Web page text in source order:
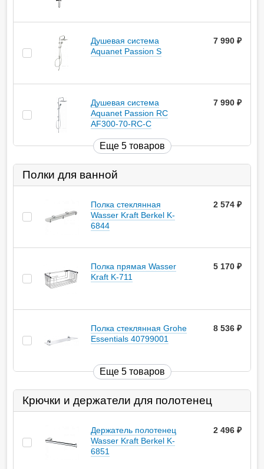
Душевая система
Aquanet Passion S
7 990
Душевая система
Aquanet Passion RC
AF300-70-RC-С
7 990
Еще 5 товаров
Полки для ванной
Полка стеклянная
Wasser Kraft Berkel K-
6844
2 574
Полка прямая Wasser
Kraft K-711
5 170
Полка стеклянная Grohe
Essentials 40799001
8 536
Еще 5 товаров
Крючки и держатели для полотенец
Держатель полотенец
Wasser Kraft Berkel K-
6851
2 496